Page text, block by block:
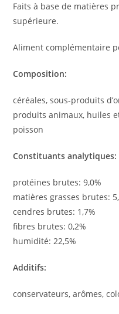
Faits à base de matières
supérieure.
Aliment complémentaire
Composition:
céréales, sous-produits
produits animaux, huiles
poisson
Constituants analytiques:
protéines brutes: 9,0%
matières grasses brutes:
cendres brutes: 1,7%
fibres brutes: 0,2%
humidité: 22,5%
Additifs:
conservateurs, arômes,